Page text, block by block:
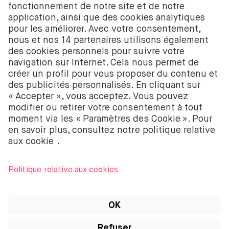
actions et les ETF sont fournis par BUX B.V. BUX B.V.
est enregistré auprès de la Chambre de commerce
néerlandaise à Amsterdam sous le numéro
58403949. BUX B.V. est autorisé et réglementé par
l’Autorité néerlandaise des marchés financiers
(Autoriteit Financiële Markten – AFM).
BUX B.V. ne fournit pas de conseils d’investissement
et les investisseurs individuels doivent prendre leurs
propres décisions ou chercher des conseils
indépendants. Investir comporte des risques. La
valeur des investissements peut augmenter ou
investissement.
iTunes sont des marques d’Apple Inc. enregistrées